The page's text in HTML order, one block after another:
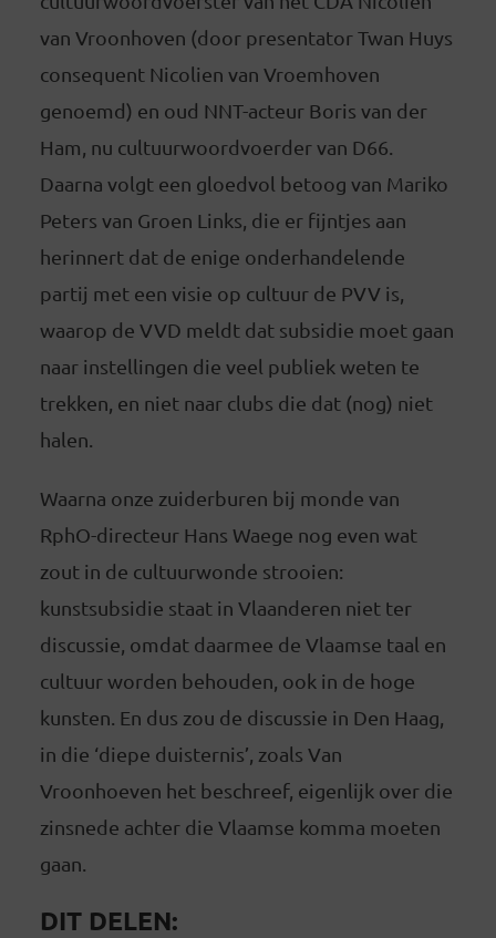
van Vroonhoven (door presentator Twan Huys
consequent Nicolien van Vroemhoven
genoemd) en oud NNT-acteur Boris van der
Ham, nu cultuurwoordvoerder van D66.
Daarna volgt een gloedvol betoog van Mariko
Peters van Groen Links, die er fijntjes aan
herinnert dat de enige onderhandelende
partij met een visie op cultuur de PVV is,
waarop de VVD meldt dat subsidie moet gaan
naar instellingen die veel publiek weten te
trekken, en niet naar clubs die dat (nog) niet
halen.
Waarna onze zuiderburen bij monde van
RphO-directeur Hans Waege nog even wat
zout in de cultuurwonde strooien:
kunstsubsidie staat in Vlaanderen niet ter
discussie, omdat daarmee de Vlaamse taal en
cultuur worden behouden, ook in de hoge
kunsten. En dus zou de discussie in Den Haag,
in die ‘diepe duisternis’, zoals Van
Vroonhoeven het beschreef, eigenlijk over die
zinsnede achter die Vlaamse komma moeten
gaan.
DIT DELEN: